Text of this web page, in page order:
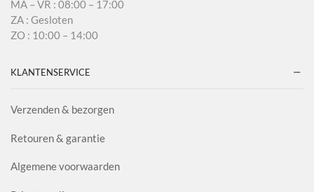
MA – VR : 08:00 – 17:00
ZA : Gesloten
ZO : 10:00 – 14:00
KLANTENSERVICE
Verzenden & bezorgen
Retouren & garantie
Algemene voorwaarden